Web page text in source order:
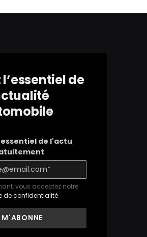
l’essentiel de
de l'actu
vous acceptez notre
de confidentialité.